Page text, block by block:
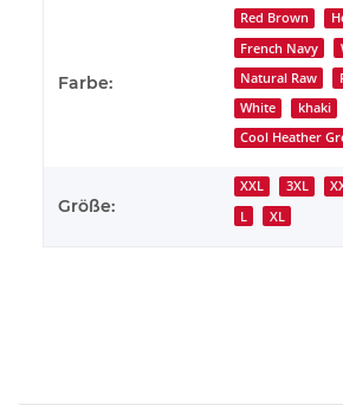
Farbe:
Red Brown
French Navy
Natural Raw
White
khaki
Cool Heather
Größe:
XXL 3XL
L
XL